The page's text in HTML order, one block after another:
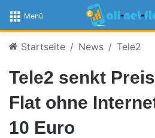
Menü
Startseite / News / Tele2
Tele2 senkt
Flat ohne
10 Euro